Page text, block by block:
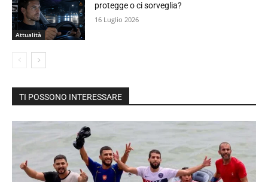
Attualità
protegge o ci sorveglia?
16 Luglio 2026
TI POSSONO INTERESSARE